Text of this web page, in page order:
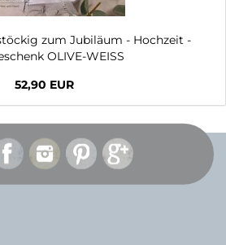
zum Jubiläum - Hochzeit -
OLIVE-WEISS
52,90 EUR